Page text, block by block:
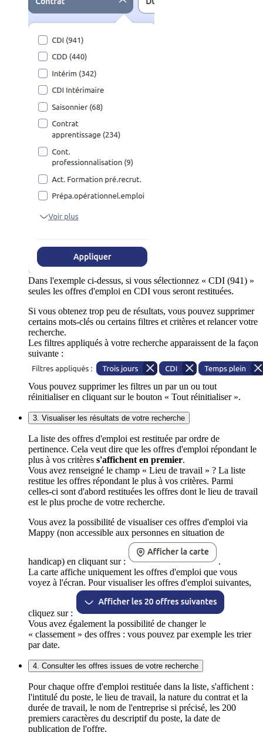
Dans l'exemple ci-dessus, si vous sélectionnez « CDI (941) »
seules les offres d'emploi en CDI vous seront restituées.
Si vous obtenez trop peu de résultats, vous pouvez supprimer
certains mots-clés ou certains filtres et critères et relancer votre
recherche.
Les filtres appliqués à votre recherche apparaissent de la façon
suivante :
Vous pouvez supprimer les filtres un par un ou tout
réinitialiser en cliquant sur le bouton « Tout réinitialiser ».
3. Visualiser les résultats de votre recherche
La liste des offres d'emploi est restituée par ordre de
pertinence. Cela veut dire que les offres d'emploi répondant le
plus à vos critères s'affichent en premier.
Vous avez renseigné le champ « Lieu de travail » ? La liste
restitue les offres répondant le plus à vos critères. Parmi
celles-ci sont d'abord restituées les offres dont le lieu de travail
est le plus proche de votre recherche.
Vous avez la possibilité de visualiser ces offres d'emploi via
Mappy (non accessible aux personnes en situation de
handicap) en cliquant sur :
.
La carte affiche uniquement les offres d'emploi que vous
voyez à l'écran. Pour visualiser les offres d'emploi suivantes,
cliquez sur :
Vous avez également la possibilité de changer le
« classement » des offres : vous pouvez par exemple les trier
par date.
4. Consulter les offres issues de votre recherche
Pour chaque offre d'emploi restituée dans la liste, s'affichent :
l'intitulé du poste, le lieu de travail, la nature du contrat et la
durée de travail, le nom de l'entreprise si précisé, les 200
premiers caractères du descriptif du poste, la date de
publication de l'offre.